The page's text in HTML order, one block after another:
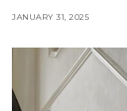
JANUARY 31, 2025